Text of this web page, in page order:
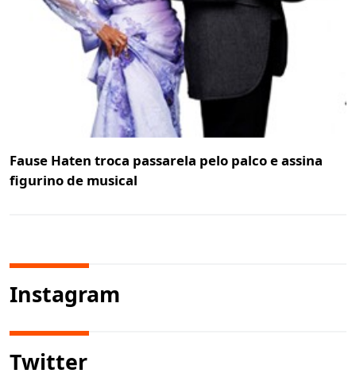
Fause Haten troca passarela pelo palco e assina
figurino de musical
Instagram
Twitter